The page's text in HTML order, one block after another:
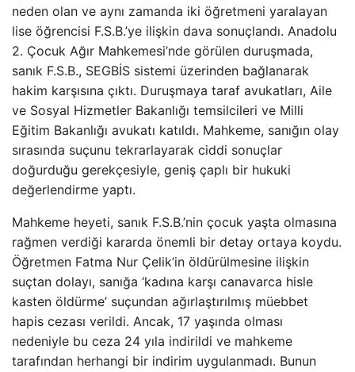
neden olan ve aynı zamanda iki öğretmeni yaralayan
lise öğrencisi F.S.B.’ye ilişkin dava sonuçlandı. Anadolu
2. Çocuk Ağır Mahkemesi’nde görülen duruşmada,
sanık F.S.B., SEGBİS sistemi üzerinden bağlanarak
hakim karşısına çıktı. Duruşmaya taraf avukatları, Aile
ve Sosyal Hizmetler Bakanlığı temsilcileri ve Milli
Eğitim Bakanlığı avukatı katıldı. Mahkeme, sanığın olay
sırasında suçunu tekrarlayarak ciddi sonuçlar
doğurduğu gerekçesiyle, geniş çaplı bir hukuki
değerlendirme yaptı.
Mahkeme heyeti, sanık F.S.B.’nin çocuk yaşta olmasına
rağmen verdiği kararda önemli bir detay ortaya koydu.
Öğretmen Fatma Nur Çelik’in öldürülmesine ilişkin
suçtan dolayı, sanığa ‘kadına karşı canavarca hisle
kasten öldürme’ suçundan ağırlaştırılmış müebbet
hapis cezası verildi. Ancak, 17 yaşında olması
nedeniyle bu ceza 24 yıla indirildi ve mahkeme
tarafından herhangi bir indirim uygulanmadı. Bunun